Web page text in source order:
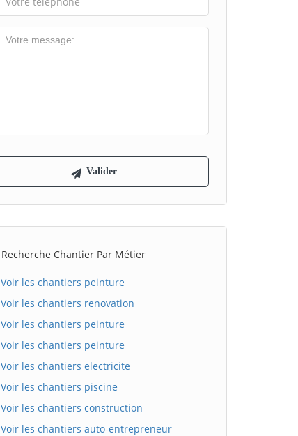
Recherche Chantier Par Métier
Voir les chantiers peinture
Voir les chantiers renovation
Voir les chantiers peinture
Voir les chantiers peinture
Voir les chantiers electricite
Voir les chantiers piscine
Voir les chantiers construction
Voir les chantiers auto-entrepreneur